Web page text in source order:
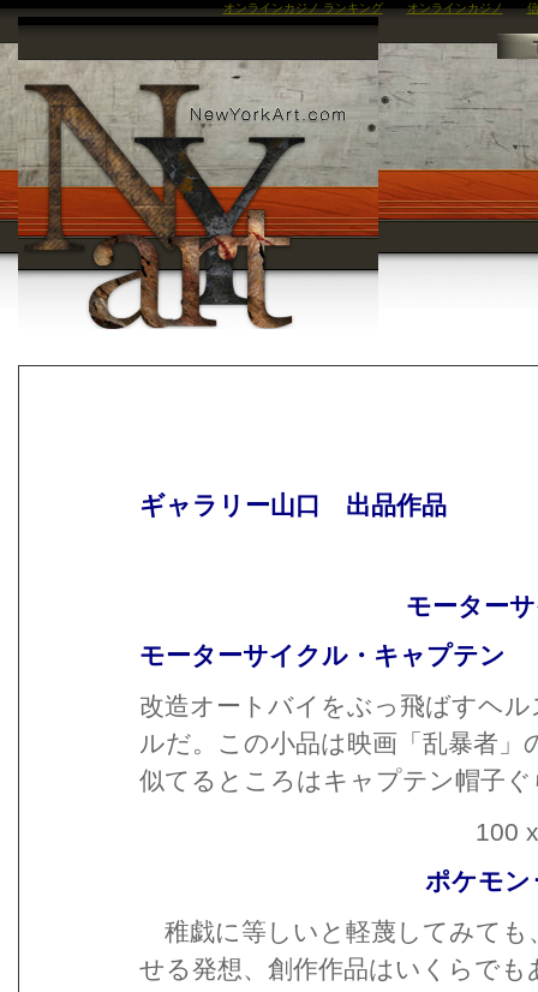
オンラインカジノ ランキング オンラインカジノ
ギャラリー山口 出品作品
モーター
モーターサイクル・キャプテン
改造オートバイをぶっ飛ばすヘ
ルだ。この小品は映画「乱暴者
似てるところはキャプテン帽子
100
ポケモン
稚戯に等しいと軽蔑してみても
せる発想、創作作品はいくらで